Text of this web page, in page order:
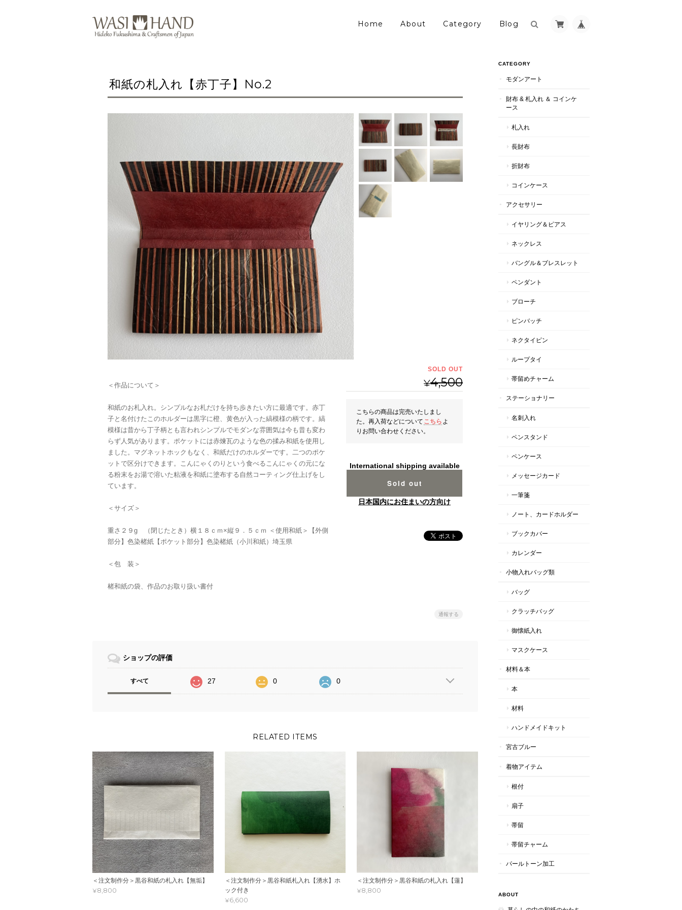
Home About Category Blog
和紙の札入れ【赤丁子】No.2
＜作品について＞
和紙のお札入れ。シンプルなお札だけを持ち歩きたい方に最適です。赤丁
子と名付けたこのホルダーは黒字に橙、黄色が入った縞模様の柄です。縞
模様は昔から丁子柄とも言われシンプルでモダンな雰囲気は今も昔も変わ
らず人気があります。ポケットには赤煉瓦のような色の揉み和紙を使用し
ました。マグネットホックもなく、和紙だけのホルダーです。二つのポケ
ットで区分けできます。こんにゃくのりという食べるこんにゃくの元にな
る粉末をお湯で溶いた粘液を和紙に塗布する自然コーティング仕上げをし
ています。
＜サイズ＞
重さ２９g （閉じたとき）横１８ｃｍ×縦９．５ｃｍ ＜使用和紙＞【外側
部分】色染楮紙【ポケット部分】色染楮紙（小川和紙）埼玉県
＜包 装＞
楮和紙の袋、作品のお取り扱い書付
¥4,500
SOLD OUT
こちらの商品は完売いたしまし
た。再入荷などについて こちら よ
りお問い合わせください。
International shipping available
Sold out
日本国内にお住まいの方向け
通報する
ショップの評価
すべて 27 0 0
RELATED ITEMS
＜注文制作分＞黒谷和紙の札入れ【無垢】
¥8,800
＜注文制作分＞黒谷和紙札入れ【湧水】ホ
ック付き
¥6,600
＜注文制作分＞黒谷和紙の札入れ【蓮】
¥8,800
CATEGORY
モダンアート
財布 & 札入れ ＆ コインケ
ース
札入れ
長財布
折財布
コインケース
アクセサリー
イヤリング＆ピアス
ネックレス
バングル＆ブレスレット
ペンダント
ブローチ
ピンバッチ
ネクタイピン
ループタイ
帯留めチャーム
ステーショナリー
名刺入れ
ペンスタンド
ペンケース
メッセージカード
一筆箋
ノート、カードホルダー
ブックカバー
カレンダー
小物入れバッグ類
バッグ
クラッチバッグ
御懐紙入れ
マスクケース
材料＆本
本
材料
ハンドメイドキット
宮古ブルー
着物アイテム
根付
扇子
帯留
帯留チャーム
パールトーン加工
ABOUT